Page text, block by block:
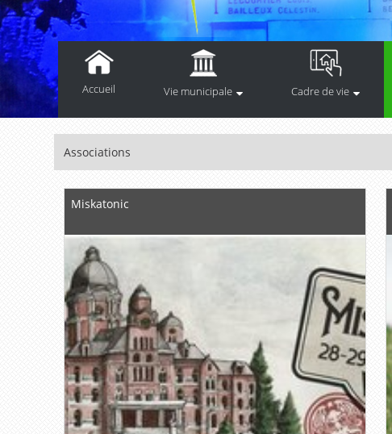
Accueil Vie municipale Cadre de vie
Associations
Miskatonic